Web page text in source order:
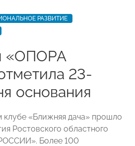
РАЗВИТИЕ
«ОПОРА
23-
основания
клубе «Ближняя дача» прошло
Ростовского областного
Более 100